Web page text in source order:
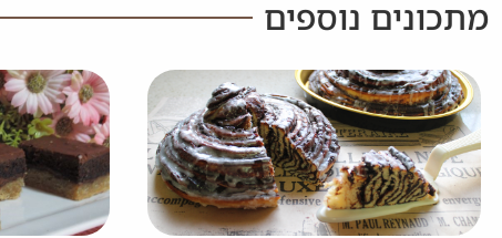
מתכונים נוספים